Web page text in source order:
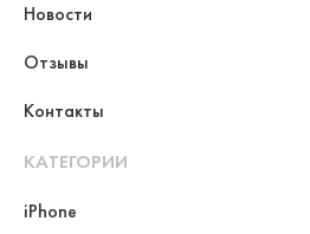
Новости
Отзывы
Контакты
КАТЕГОРИИ
iPhone